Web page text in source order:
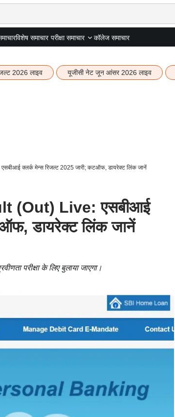
विशेष समाचार परीक्षा समाचार कॉलेज समाचार
2026 लाइव यूजीसी नेट जून आंसर 2026 लाइव
क्लर्क मेन्स रिजल्ट 2025 जारी; कटऑफ, डायरेक्ट लिंक जानें
(Out) Live: एसबीआई
डायरेक्ट लिंक जानें
परीक्षा के लिए बुलाया जाएगा।